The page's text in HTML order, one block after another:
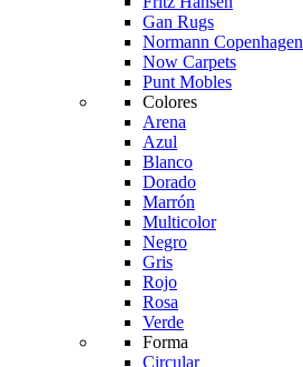
Gan Rugs
Normann Copenhagen
Now Carpets
Punt Mobles
Colores
Arena
Azul
Blanco
Dorado
Marrón
Multicolor
Negro
Gris
Rojo
Rosa
Verde
Forma
Circular